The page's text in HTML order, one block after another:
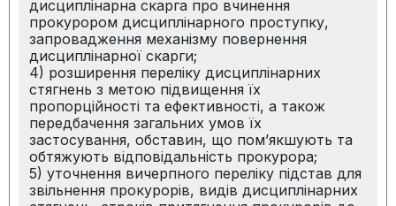
дисциплінарна скарга про вчинення
прокурором дисциплінарного проступку,
запровадження механізму повернення
дисциплінарної скарги;
4) розширення переліку дисциплінарних
стягнень з метою підвищення їх
пропорційності та ефективності, а також
передбачення загальних умов їх
застосування, обставин, що пом’якшують та
обтяжують відповідальність прокурора;
5) уточнення вичерпного переліку підстав для
звільнення прокурорів, видів дисциплінарних